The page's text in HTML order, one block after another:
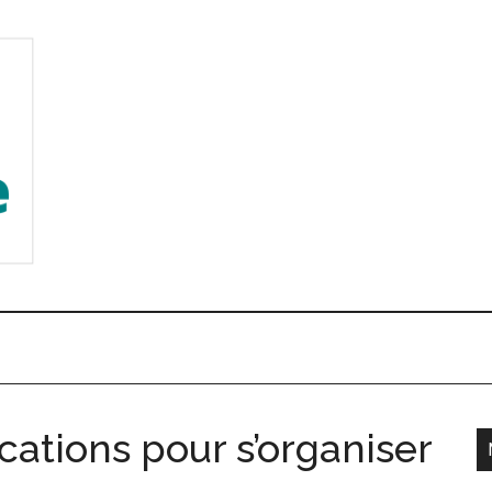
pour s’organiser